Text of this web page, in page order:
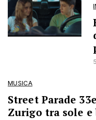
MUSICA
Street Parade
Zurigo tra sole